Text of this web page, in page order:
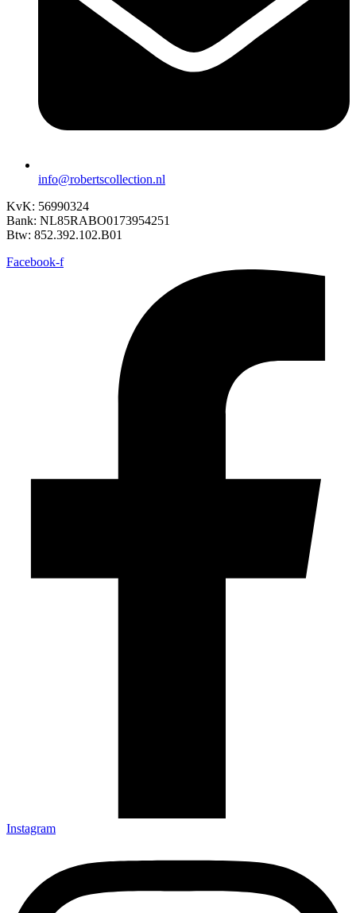
info@robertscollection.nl
KvK: 56990324
Bank: NL85RABO0173954251
Btw: 852.392.102.B01
Facebook-f
Instagram